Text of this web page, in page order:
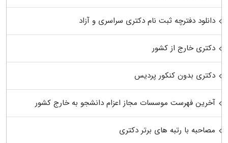
دانلود دفترچه ثبت نام دکتری سراسری و آزاد
دکتری خارج از کشور
دکتری بدون کنکور پردیس
آخرین فهرست موسسات مجاز اعزام دانشجو به خارج کشور
مصاحبه با رتبه های برتر دکتری